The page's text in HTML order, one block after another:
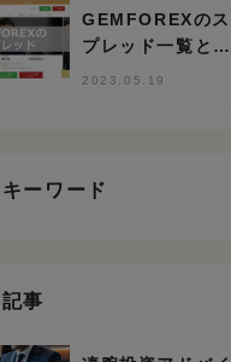
GEMFOREXのス
プレッド一覧と競
合比較 業界トップ
2023.05.19
ーワード
事